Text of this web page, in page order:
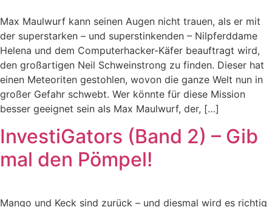
Max Maulwurf kann seinen Augen nicht trauen, als er mit
der superstarken – und superstinkenden – Nilpferddame
Helena und dem Computerhacker-Käfer beauftragt wird,
den großartigen Neil Schweinstrong zu finden. Dieser hat
einen Meteoriten gestohlen, wovon die ganze Welt nun in
großer Gefahr schwebt. Wer könnte für diese Mission
besser geeignet sein als Max Maulwurf, der, […]
InvestiGators (Band 2) – Gib
mal den Pömpel!
Mango und Keck sind zurück – und diesmal wird es richtig